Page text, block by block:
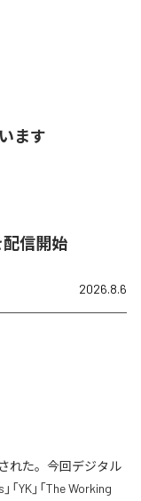
ます
配信開始
2026.8.6
れた。今回デジタル
YK」「The Working